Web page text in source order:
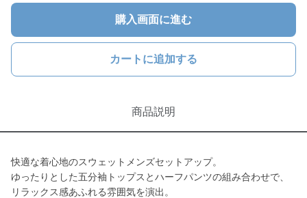
購入画面に進む
カートに追加する
商品説明
快適な着心地のスウェットメンズセットアップ。
ゆったりとした五分袖トップスとハーフパンツの組み合わせで、
リラックス感あふれる雰囲気を演出。